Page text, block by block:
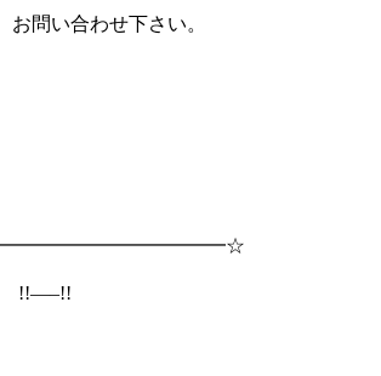
お問い合わせ下さい。
!!—–!!